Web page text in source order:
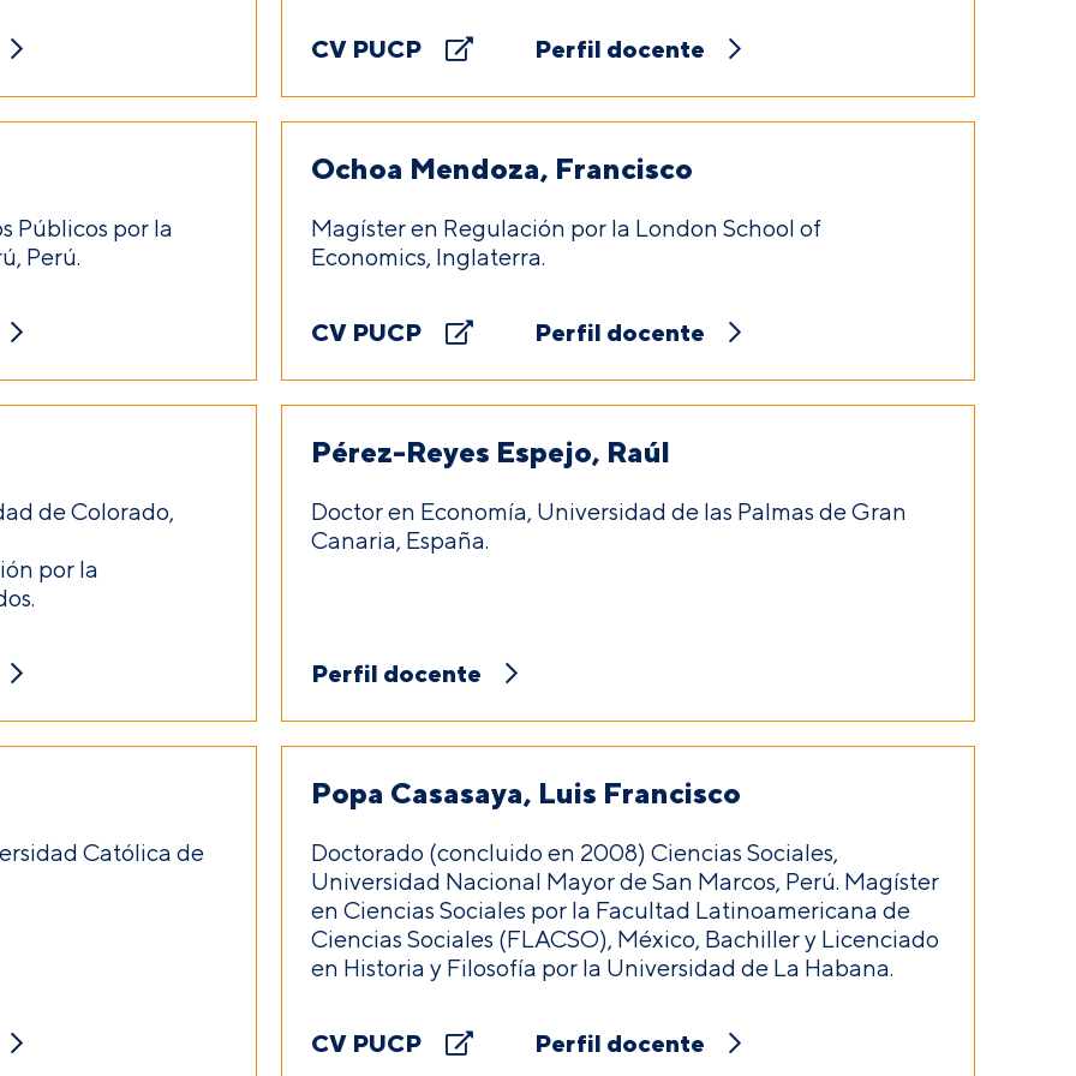
CV PUCP Perfil docente
Públicos por la
Perú.
Ochoa Mendoza, Francisco
Magíster en Regulación por la London School of
Economics, Inglaterra.
CV PUCP Perfil docente
de Colorado,
por la
Pérez-Reyes Espejo, Raúl
Doctor en Economía, Universidad de las Palmas de Gran
Canaria, España.
Perfil docente
Católica de
Popa Casasaya, Luis Francisco
Doctorado (concluido en 2008) Ciencias Sociales,
Universidad Nacional Mayor de San Marcos, Perú. Magíster
en Ciencias Sociales por la Facultad Latinoamericana de
Ciencias Sociales (FLACSO), México, Bachiller y Licenciado
en Historia y Filosofía por la Universidad de La Habana.
CV PUCP Perfil docente